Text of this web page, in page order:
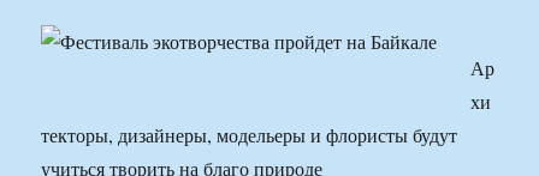
Ар
хи
текторы, дизайнеры, модельеры и флористы будут
учиться творить на благо природе